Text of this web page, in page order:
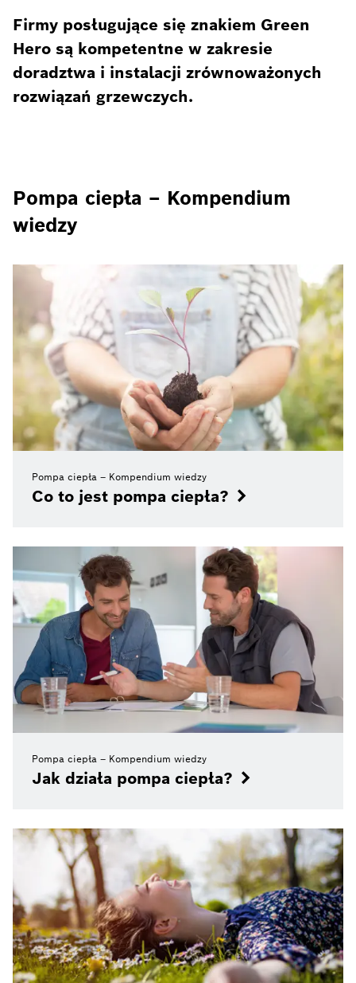
Firmy posługujące się znakiem Green
Hero są kompetentne w zakresie
doradztwa i instalacji zrównoważonych
rozwiązań grzewczych.
Pompa ciepła – Kompendium
wiedzy
Pompa ciepła – Kompendium wiedzy
Co to jest pompa ciepła?
Pompa ciepła – Kompendium wiedzy
Jak działa pompa ciepła?